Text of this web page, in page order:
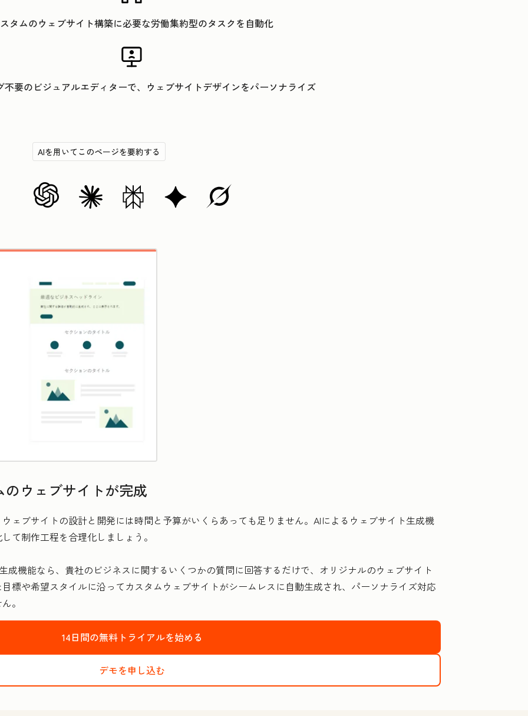
タムのウェブサイト構築に必要な労働集約型のタスクを自動化
不要のビジュアルエディターで、ウェブサイトデザインをパーソナライズ
AIを用いてこのページを要約する
ウェブサイトが完成
ェブサイトの設計と開発には時間と予算がいくらあっても足りません。AIによるウェブサイト生成機
て制作工程を合理化しましょう。
成機能なら、貴社のビジネスに関するいくつかの質問に回答するだけで、オリジナルのウェブサイト
標や希望スタイルに沿ってカスタムウェブサイトがシームレスに自動生成され、パーソナライズ対応
。
14日間の無料トライアルを始める
デモを申し込む